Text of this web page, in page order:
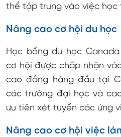
thể tập trung vào việc học
Nâng cao cơ hội du học
Học bổng du học
cơ hội được chấp nhận
cao đẳng hàng đầu tại
các trường đại học và
ưu tiên xét tuyển các ứng
Nâng cao cơ hội việc